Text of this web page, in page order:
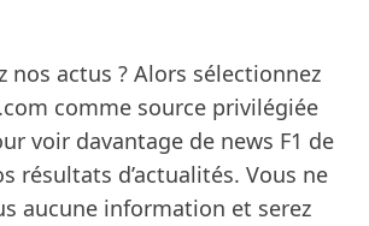
nos actus ? Alors sélectionnez
comme source privilégiée
voir davantage de news F1 de
résultats d’actualités. Vous ne
aucune information et serez